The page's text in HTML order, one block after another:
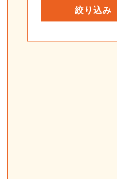
絞り込み